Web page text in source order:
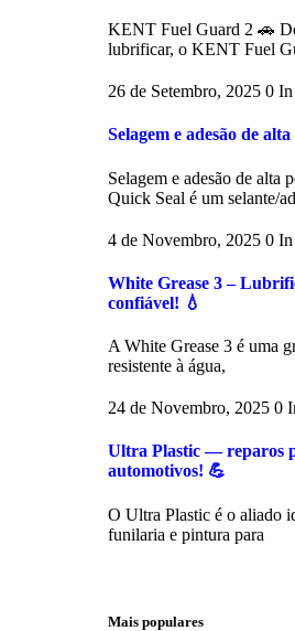
KENT Fuel Guard 2 🚗
lubrificar, o KENT Fuel
26 de Setembro, 2025 0 In
Selagem e adesão de
Selagem e adesão de
Quick Seal é um selante/
4 de Novembro, 2025 0 In
White Grease 3 –
confiável! 💧
A White Grease 3 é uma
resistente à água,
24 de Novembro, 2025 0
Ultra Plastic — reparos
automotivos! 💪
O Ultra Plastic é o aliado
funilaria e pintura para
Mais populares